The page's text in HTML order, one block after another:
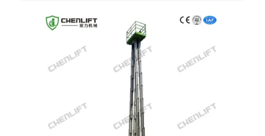
PRIVACYBELEID